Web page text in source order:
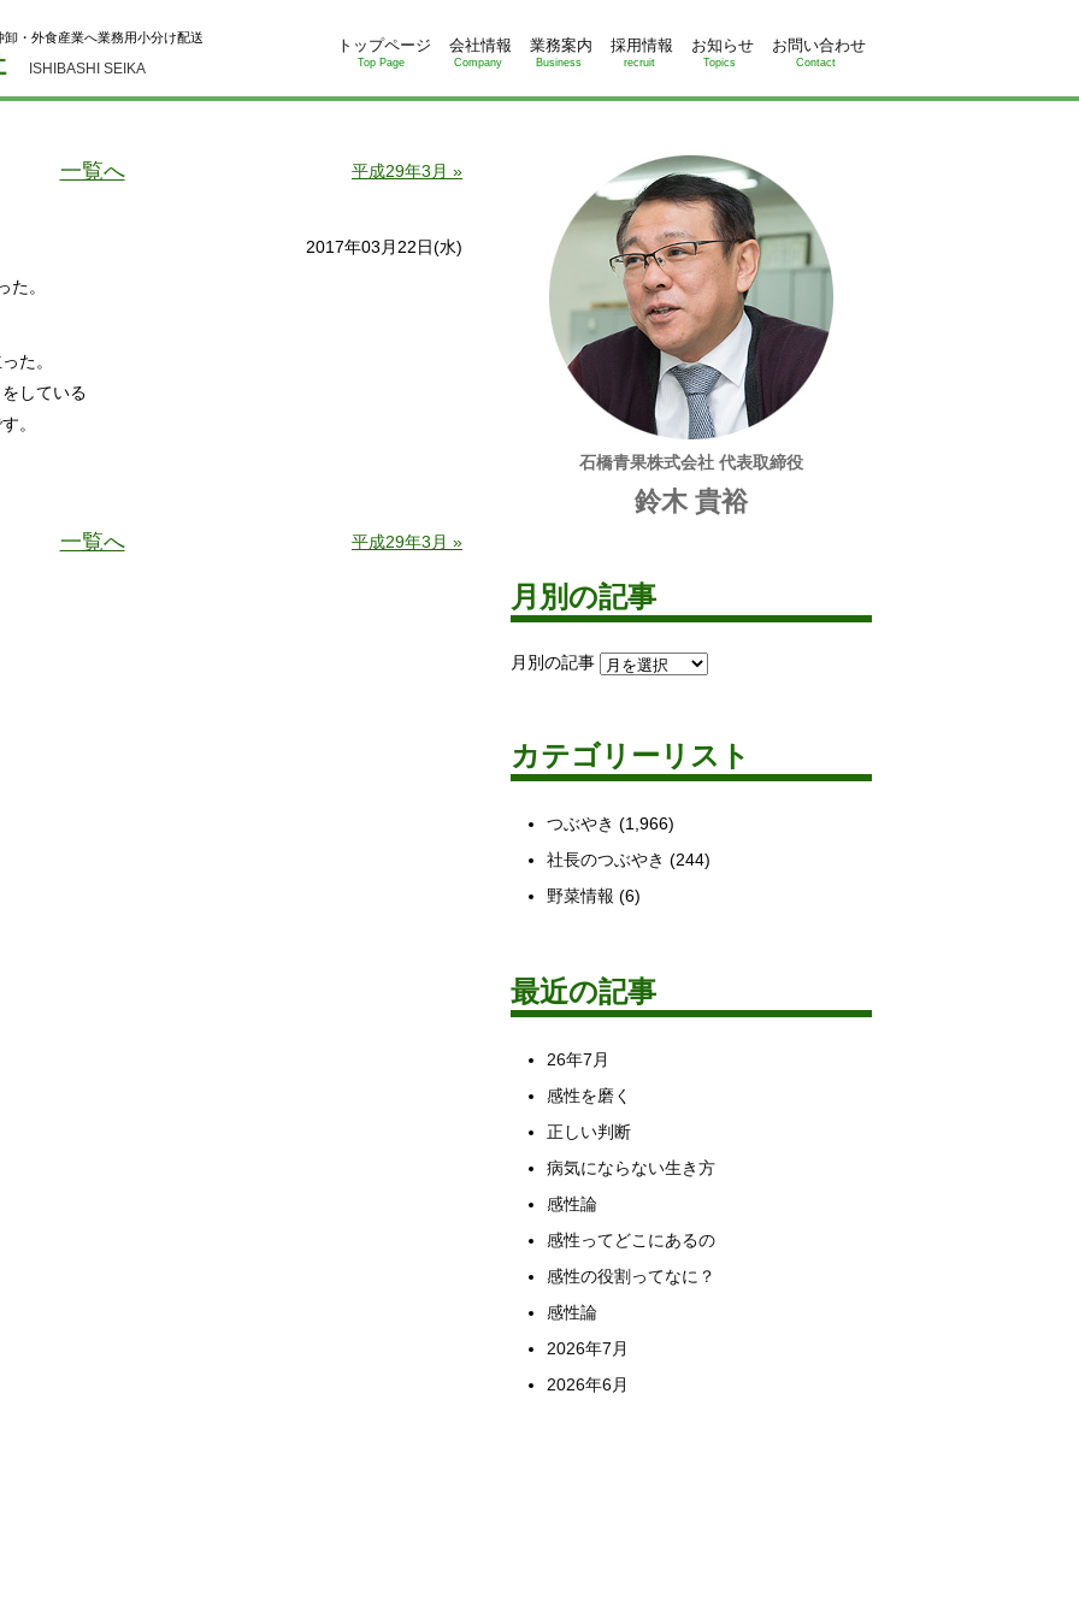
ISHIBASHI SEIKA
・外食産業へ業務用小分け配送 トップページ
Top Page
会社情報
Company
業務案内
Business
採用情報
recruit
お知らせ
Topics
お問い合わせ
Contact
一覧へ 平成29年3月 »
2017年03月22日(水)
。
た。
している
。
一覧へ 平成29年3月 »
石橋青果株式会社 代表取締役
鈴木 貴裕
月別の記事
月別の記事
カテゴリーリスト
つぶやき (1,966)
社長のつぶやき (244)
野菜情報 (6)
最近の記事
26年7月
感性を磨く
正しい判断
病気にならない生き方
感性論
感性ってどこにあるの
感性の役割ってなに？
感性論
2026年7月
2026年6月